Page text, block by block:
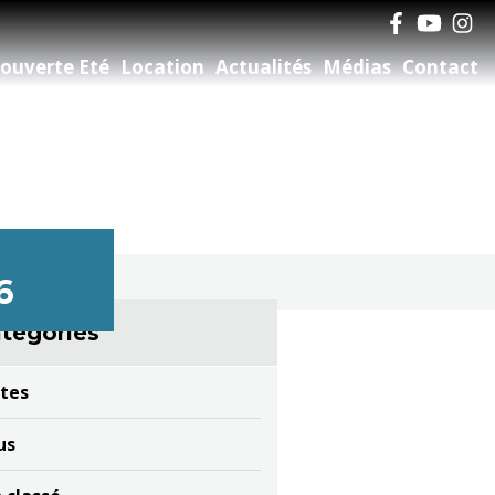
Eté Location Actualités Médias Contact